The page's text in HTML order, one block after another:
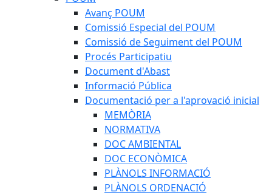
Avanç POUM
Comissió Especial del POUM
Comissió de Seguiment del POUM
Procés Participatiu
Document d'Abast
Informació Pública
Documentació per a l'aprovació inicial
MEMÒRIA
NORMATIVA
DOC AMBIENTAL
DOC ECONÒMICA
PLÀNOLS INFORMACIÓ
PLÀNOLS ORDENACIÓ